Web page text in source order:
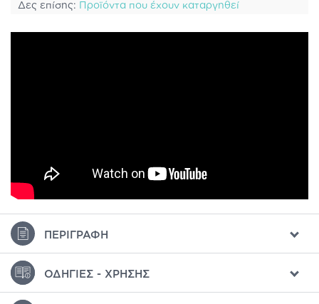
Δες επίσης: Προϊόντα που έχουν καταργηθεί
ΠΕΡΙΓΡΑΦΉ
ΟΔΗΓΊΕΣ - ΧΡΉΣΗΣ